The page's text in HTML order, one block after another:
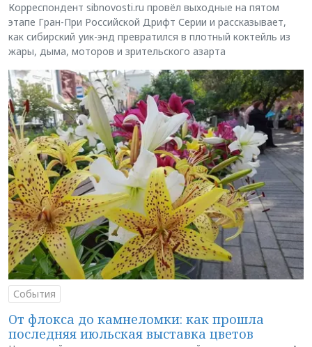
Корреспондент sibnovosti.ru провёл выходные на пятом
этапе Гран-При Российской Дрифт Серии и рассказывает,
как сибирский уик-энд превратился в плотный коктейль из
жары, дыма, моторов и зрительского азарта
События
От флокса до камнеломки: как прошла
последняя июльская выставка цветов